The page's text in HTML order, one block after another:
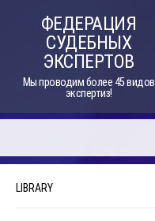
ФЕДЕРАЦИЯ
СУДЕБНЫХ
ЭКСПЕРТОВ
Мы проводим более 45 видов
экспертиз!
LIBRARY